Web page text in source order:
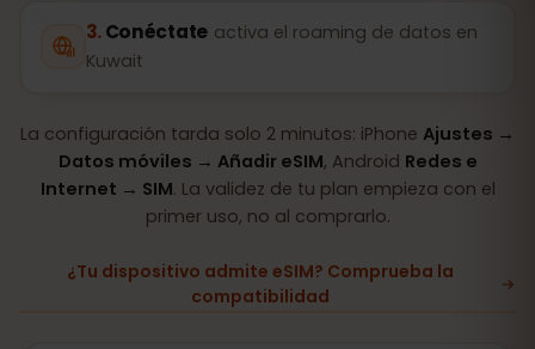
Conéctate activa el roaming de datos en
Kuwait
La configuración tarda solo 2 minutos: iPhone Ajustes →
Datos móviles → Añadir eSIM, Android Redes e
Internet → SIM. La validez de tu plan empieza con el
primer uso, no al comprarlo.
¿Tu dispositivo admite eSIM? Comprueba la
compatibilidad